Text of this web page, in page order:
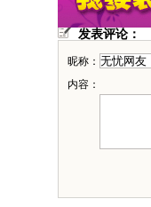
发表评论：
昵称：
内容：